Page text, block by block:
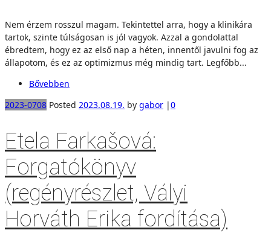
Nem érzem rosszul magam. Tekintettel arra, hogy a klinikára
tartok, szinte túlságosan is jól vagyok. Azzal a gondolattal
ébredtem, hogy ez az első nap a héten, innentől javulni fog az
állapotom, és ez az optimizmus még mindig tart. Legfőbb...
Bővebben
2023-0708 Posted 2023.08.19. by gabor |0
Etela Farkašová:
Forgatókönyv
(regényrészlet, Vályi
Horváth Erika fordítása)